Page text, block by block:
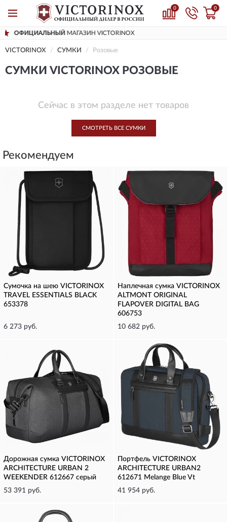
0 0
МАГАЗИН VICTORINOX
VICTORINOX СУМКИ Розовые
СУМКИ VICTORINOX РОЗОВЫЕ
Сейчас в этом разделе нет товаров
СМОТРЕТЬ ВСЕ СУМКИ
Рекомендуем
Сумочка на шею VICTORINOX
TRAVEL ESSENTIALS BLACK
653378
6 273 руб.
Наплечная сумка VICTORINOX
ALTMONT ORIGINAL
FLAPOVER DIGITAL BAG
606753
10 682 руб.
Дорожная сумка VICTORINOX
ARCHITECTURE URBAN 2
WEEKENDER 612667 серый
53 391 руб.
Портфель VICTORINOX
ARCHITECTURE URBAN2
612671 Melange Blue Vt
41 954 руб.